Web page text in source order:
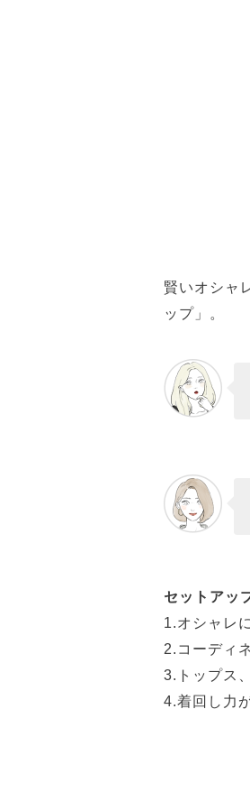
賢いオシャ
ップ」。
セットアッ
1.オシャレ
2.コーディ
3.トップス
4.着回し力